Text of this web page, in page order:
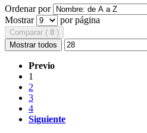
Ordenar por
Mostrar
por página
Comparar ( 0 )
Mostrar todos
Previo
1
2
3
4
Siguiente